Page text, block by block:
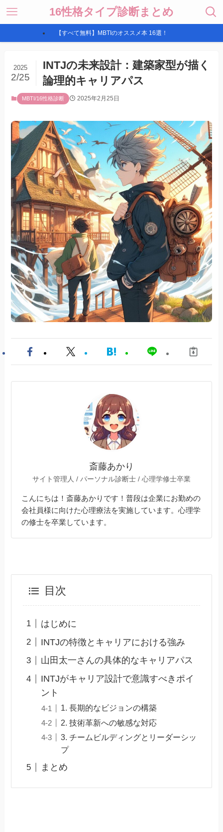
16性格タイプ診断まとめ
【すべて無料】MBTIのオススメ本 16選！
INTJの未来設計：建築家型が描く
論理的キャリアパス
2025
2/25
MBTI/16性格診断 2025年2月25日
斎藤あかり
サイト管理人 / パーソナル診断士 / 心理学修士卒業
こんにちは！斎藤あかりです！普段は企業にお勤めの
会社員様に向けた心理療法を実施しています。心理学
の修士を卒業しています。
目次
はじめに
INTJの特徴とキャリアにおける強み
山田太一さんの具体的なキャリアパス
INTJがキャリア設計で意識すべきポイ
ント
1. 長期的なビジョンの構築
2. 技術革新への敏感な対応
3. チームビルディングとリーダーシッ
プ
まとめ